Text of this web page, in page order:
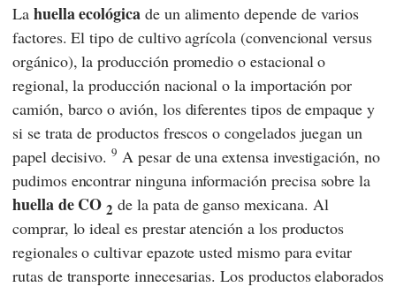
La huella ecológicade un alimento depende de varios
factores. El tipo de cultivo agrícola (convencional versus
orgánico), la producción promedio o estacional o
regional, la producción nacional o la importación por
camión, barco o avión, los diferentes tipos de empaque y
si se trata de productos frescos o congelados juegan un
papel decisivo.9 A pesar de una extensa investigación, no
pudimos encontrar ninguna información precisa sobre la
huella de CO2 de la pata de ganso mexicana. Al
comprar, lo ideal es prestar atención a los productos
regionales o cultivar epazote usted mismo para evitar
rutas de transporte innecesarias. Los productos elaborados